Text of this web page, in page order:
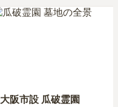
大阪市設 瓜破霊園